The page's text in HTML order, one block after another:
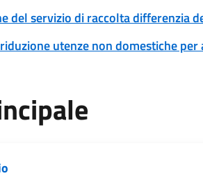
del servizio di raccolta differenzia
utenze non domestiche